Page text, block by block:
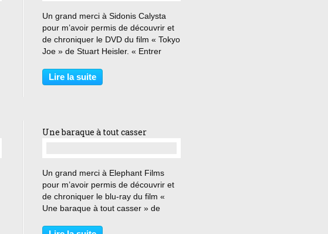
Un grand merci à Sidonis Calysta
pour m’avoir permis de découvrir et
de chroniquer le DVD du film « Tokyo
Joe » de Stuart Heisler. « Entrer
que de sortir de Sing-Sing » Joe
Barrett revient à Tokyo après la
Lire la suite
Une baraque à tout casser
Un grand merci à Elephant Films
pour m’avoir permis de découvrir et
de chroniquer le blu-ray du film «
Une baraque à tout casser » de
York et il faut des mois pour trouver